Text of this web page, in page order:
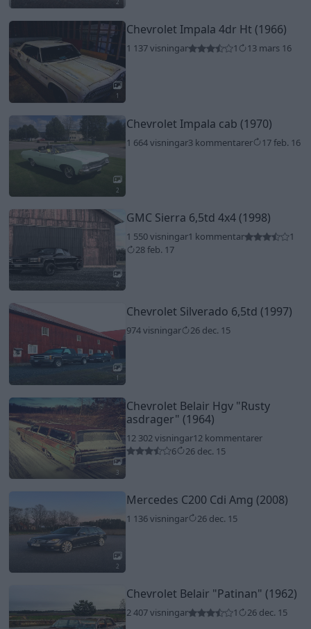
2
1
Chevrolet Impala 4dr Ht (1966)
1 137 visningar 1 13 mars 16
2
Chevrolet Impala cab (1970)
1 664 visningar3 kommentarer 17 feb. 16
2
GMC Sierra 6,5td 4x4 (1998)
1 550 visningar1 kommentar
1
28 feb. 17
1
Chevrolet Silverado 6,5td (1997)
974 visningar 26 dec. 15
3
Chevrolet Belair Hgv "Rusty
asdrager" (1964)
12 302 visningar12 kommentarer
6
26 dec. 15
2
Mercedes C200 Cdi Amg (2008)
1 136 visningar 26 dec. 15
Chevrolet Belair "Patinan" (1962)
2 407 visningar 1 26 dec. 15